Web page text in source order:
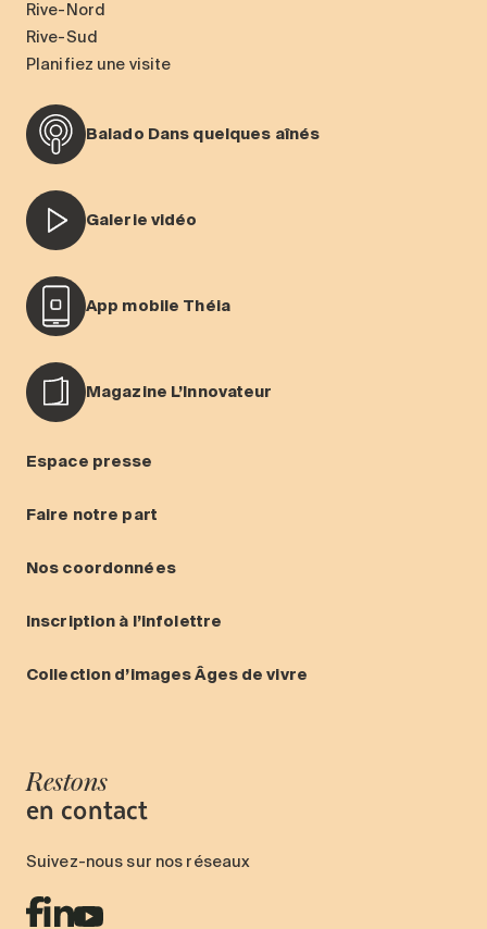
Rive-Nord
Rive-Sud
Planifiez une visite
Balado Dans quelques aînés
Galerie vidéo
App mobile Théia
Magazine L’Innovateur
Espace presse
Faire notre part
Nos coordonnées
Inscription à l’infolettre
Collection d’images Âges de vivre
Restons
en contact
Suivez-nous sur nos réseaux